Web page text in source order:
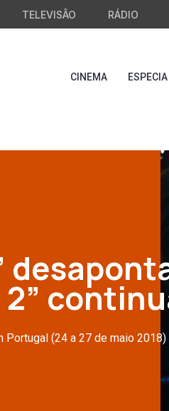
TELEVISÃO RÁDIO
CINEMA
2”
(24 a 27 de maio 2018)